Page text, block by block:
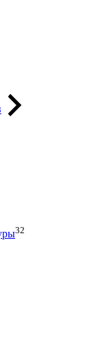
32